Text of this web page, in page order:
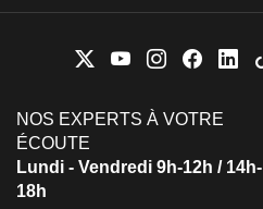
NOS EXPERTS À VOTRE
ÉCOUTE
Lundi - Vendredi 9h-12h / 14h-
18h